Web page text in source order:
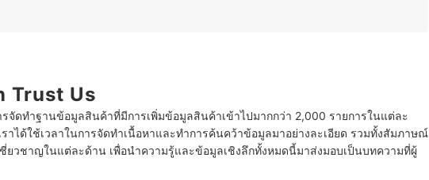
นผสมช่วยลดการอักเสบด้วยเพื่อลดการระคายเคือง
กสิวเสี้ยน
Trust Us
รจัดทำฐานข้อมูลสินค้าที่มีการเพิ่มข้อมูลสินค้าเข้าไปมากกว่า 2,000 รายการในแต่ละ
าได้ใช้เวลาในการจัดทำเนื้อหาและทำการค้นคว้าข้อมูลมาอย่างละเอียด รวมทั้งสัมภาษณ์
ยวชาญในแต่ละด้าน เพื่อนำความรู้และข้อมูลเชิงลึกทั้งหมดนี้มาส่งมอบเป็นบทความที่ผู้